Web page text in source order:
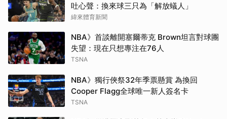
吐心聲：換來球三只為「解放蟻人」
緯來體育新聞
NBA》首談離開塞爾蒂克 Brown坦言對球團
失望：現在只想專注在76人
TSNA
NBA》獨行俠祭32年季票懸賞 為換回
Cooper Flagg全球唯一新人簽名卡
TSNA